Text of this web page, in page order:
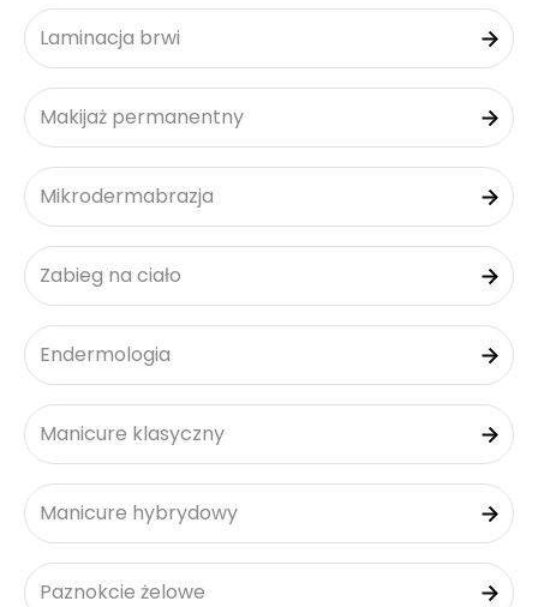
Laminacja brwi
Makijaż permanentny
Mikrodermabrazja
Zabieg na ciało
Endermologia
Manicure klasyczny
Manicure hybrydowy
Paznokcie żelowe